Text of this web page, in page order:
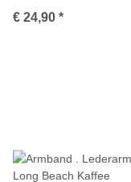
Rosegold plated poliert .
M01691
€ 24,90 *